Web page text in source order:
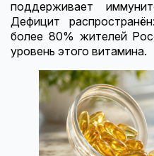
поддерживает
Дефицит
более 80% жителей
уровень этого витамина.